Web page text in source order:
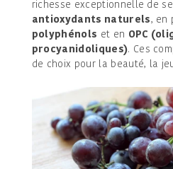
richesse exceptionnelle de
antioxydants naturels, en
polyphénols et en OPC
procyanidoliques). Ces
de choix pour la beauté, la